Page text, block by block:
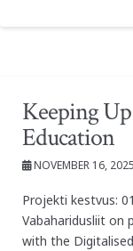
Keeping
Education
NOVEMBER 16, 2025
Projekti kestvus:
Vabaharidusliit on
with the